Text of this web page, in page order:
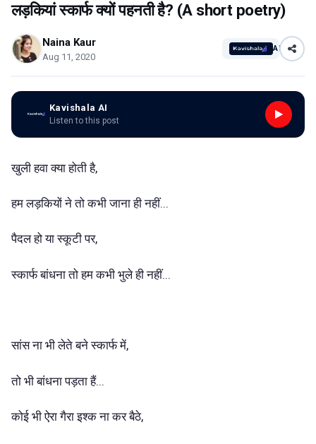
लड़कियां स्कार्फ क्यों पहनती है? (A short poetry)
Naina Kaur
Aug 11, 2020
AI
Kavishala AI
Listen to this post
खुली हवा क्या होती है,
हम लड़कियों ने तो कभी जाना ही नहीं...
पैदल हो या स्कूटी पर,
स्कार्फ बांधना तो हम कभी भुले ही नहीं...
सांस ना भी लेते बने स्कार्फ में,
तो भी बांधना पड़ता हैं...
कोई भी ऐरा गैरा इश्क ना कर बैठे,